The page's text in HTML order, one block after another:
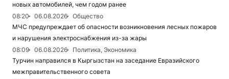
новых автомобилей, чем годом ранее
08:20
06.08.2026
Общество
МЧС предупреждает об опасности возникновения лесных пожаров
и нарушения электроснабжения из-за жары
08:09
06.08.2026
Политика, Экономика
Турчин направился в Кыргызстан на заседание Евразийского
межправительственного совета